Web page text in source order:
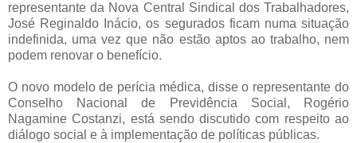
representante da Nova Central Sindical dos Trabalhadores,
José Reginaldo Inácio, os segurados ficam numa situação
indefinida, uma vez que não estão aptos ao trabalho, nem
podem renovar o benefício.
O novo modelo de perícia médica, disse o representante do
Conselho Nacional de Previdência Social, Rogério
Nagamine Costanzi, está sendo discutido com respeito ao
diálogo social e à implementação de políticas públicas.